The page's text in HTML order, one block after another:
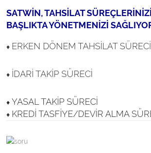
SATWIN, TAHSILAT
BAŞLIKTA YÖNETMENIZI
♦ ERKEN DÖNEM TAHSILAT SÜRECI
♦ İDARI TAKIP SÜRECI
♦ YASAL TAKIP SÜRECI
♦ KREDI TASFIYE/DEVIR ALMA